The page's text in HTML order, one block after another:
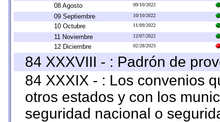
08 Agosto 09/10/2022
09 Septiembre 10/10/2022
10 Octubre 11/09/2022
11 Noviembre 12/07/2022
12 Diciembre 02/28/2023
84 XXXVIII - : Padrón de
84 XXXIX - : Los convenios
otros estados y con los
seguridad nacional o